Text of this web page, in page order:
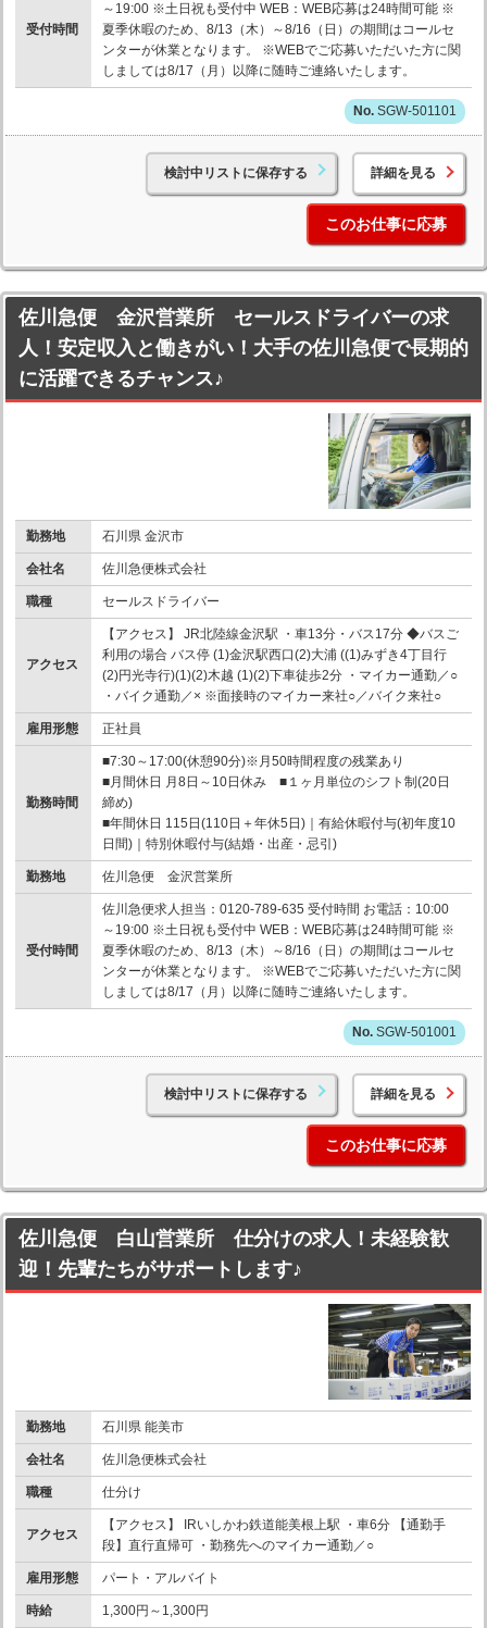
受付時間
～19:00 ※土日祝も受付中 WEB：WEB応募は24時間可能 ※
夏季休暇のため、8/13（木）～8/16（日）の期間はコールセ
ンターが休業となります。 ※WEBでご応募いただいた方に関
しましては8/17（月）以降に随時ご連絡いたします。
SGW-501101
検討中リストに保存する 詳細を見る
このお仕事に応募
佐川急便 金沢営業所 セールスドライバーの求
人！安定収入と働きがい！大手の佐川急便で長期的
に活躍できるチャンス♪
勤務地 石川県 金沢市
会社名 佐川急便株式会社
職種 セールスドライバー
アクセス
【アクセス】 JR北陸線金沢駅 ・車13分・バス17分 ◆バスご
利用の場合 バス停 (1)金沢駅西口(2)大浦 ((1)みずき4丁目行
(2)円光寺行)(1)(2)木越 (1)(2)下車徒歩2分 ・マイカー通勤／○
・バイク通勤／× ※面接時のマイカー来社○／バイク来社○
雇用形態 正社員
勤務時間
■7:30～17:00(休憩90分)※月50時間程度の残業あり
■月間休日 月8日～10日休み ■１ヶ月単位のシフト制(20日
締め)
■年間休日 115日(110日＋年休5日)｜有給休暇付与(初年度10
日間)｜特別休暇付与(結婚・出産・忌引)
勤務地 佐川急便 金沢営業所
受付時間
佐川急便求人担当：0120-789-635 受付時間 お電話：10:00
～19:00 ※土日祝も受付中 WEB：WEB応募は24時間可能 ※
夏季休暇のため、8/13（木）～8/16（日）の期間はコールセ
ンターが休業となります。 ※WEBでご応募いただいた方に関
しましては8/17（月）以降に随時ご連絡いたします。
SGW-501001
検討中リストに保存する 詳細を見る
このお仕事に応募
佐川急便 白山営業所 仕分けの求人！未経験歓
迎！先輩たちがサポートします♪
勤務地 石川県 能美市
会社名 佐川急便株式会社
職種 仕分け
アクセス
【アクセス】 IRいしかわ鉄道能美根上駅 ・車6分 【通勤手
段】直行直帰可 ・勤務先へのマイカー通勤／○
雇用形態 パート・アルバイト
時給 1,300円～1,300円